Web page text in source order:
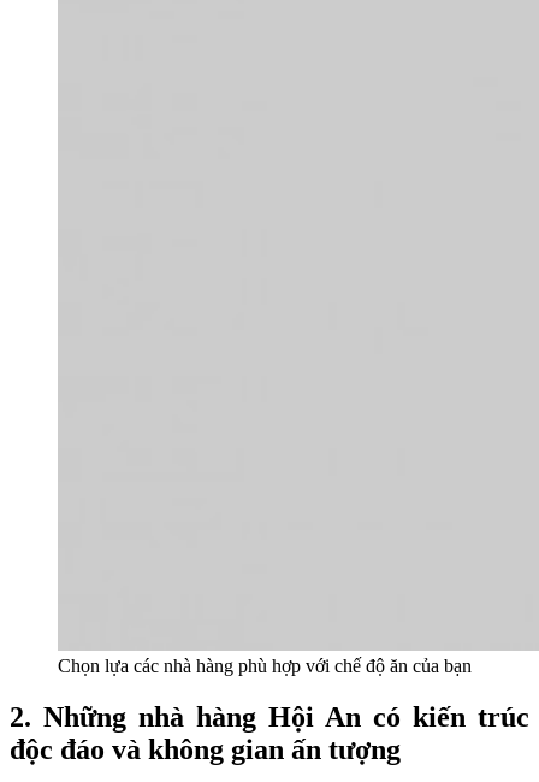
Chọn lựa các nhà hàng phù hợp với chế độ ăn của bạn
2. Những nhà hàng Hội An có kiến trúc
độc đáo và không gian ấn tượng